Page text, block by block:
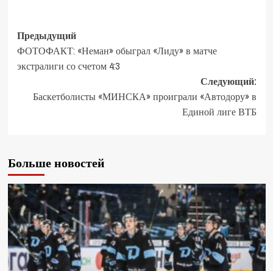
Предыдущий
ФОТОФАКТ: «Неман» обыграл «Лиду» в матче
экстралиги со счетом 4:3
Следующий:
Баскетболисты «МИНСКА» проиграли «Автодору» в
Единой лиге ВТБ
Больше новостей